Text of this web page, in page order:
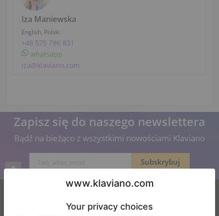
Iza Maniewska
English, Polski
+48 575 786 831
whatsapp
iza@klaviano.com
Zapisz się do naszego newslettera
Bądź na bieżąco z wszystkimi nowościami Klaviano